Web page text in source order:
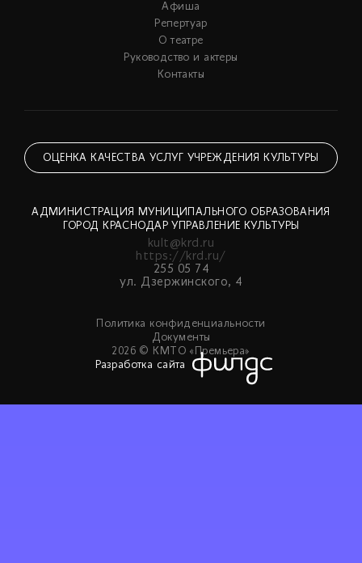
Афиша
Репертуар
О театре
Руководство и актеры
Контакты
ОЦЕНКА КАЧЕСТВА УСЛУГ УЧРЕЖДЕНИЯ КУЛЬТУРЫ
АДМИНИСТРАЦИЯ МУНИЦИПАЛЬНОГО ОБРАЗОВАНИЯ
ГОРОД КРАСНОДАР УПРАВЛЕНИЕ КУЛЬТУРЫ
kult@krd.ru
https://krd.ru/
255 05 74
ул. Дзержинского, 4
Политика конфиденциальности
Документы
2026 © КМТО «Премьера»
Разработка сайта